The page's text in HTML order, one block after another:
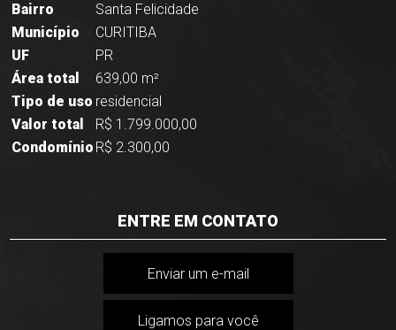
Bairro
Santa Felicidade
Município
CURITIBA
UF
PR
Área total
639,00 m²
Tipo de uso residencial
Valor total
R$ 1.799.000,00
Condomínio R$ 2.300,00
ENTRE EM CONTATO
Enviar um e-mail
Ligamos para você